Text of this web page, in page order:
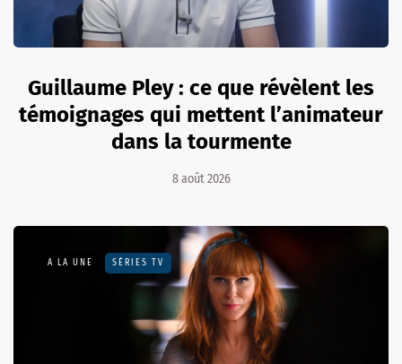
Guillaume Pley : ce que révèlent les
témoignages qui mettent l’animateur
dans la tourmente
8 août 2026
A LA UNE SÉRIES TV